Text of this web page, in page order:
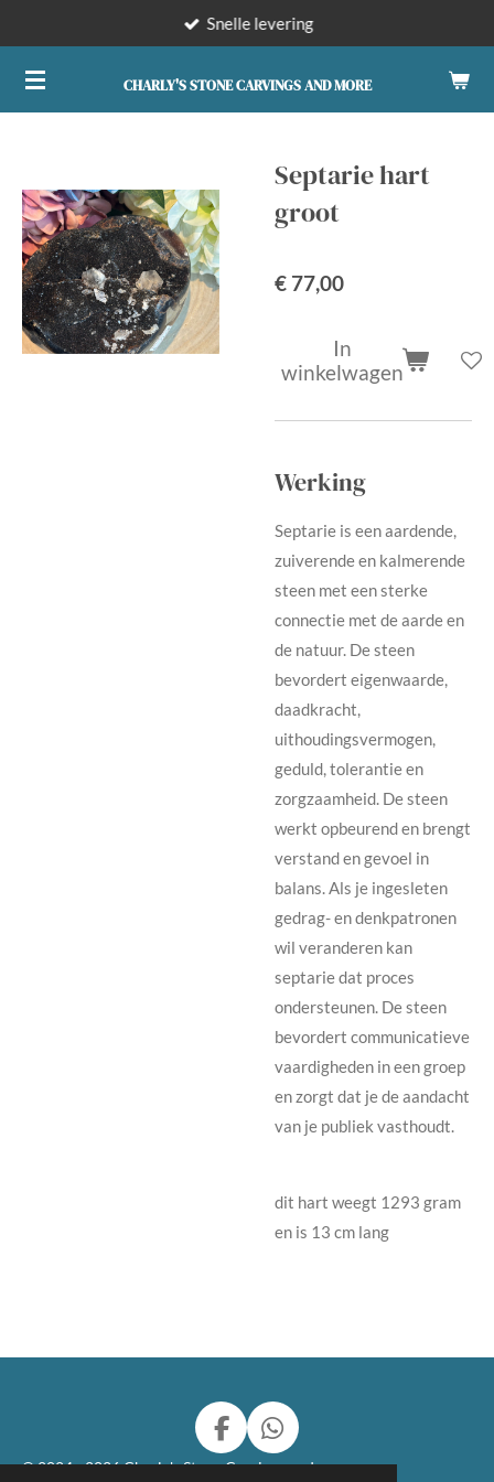
naar
de
CHARLY'S STONE CARVINGS AND MORE
Snelle levering
Septarie hart
groot
€ 77,00
In
winkelwagen
Werking
Septarie is een aardende,
zuiverende en kalmerende
steen met een sterke
connectie met de aarde en
de natuur. De steen
bevordert eigenwaarde,
daadkracht,
uithoudingsvermogen,
geduld, tolerantie en
zorgzaamheid. De steen
werkt opbeurend en brengt
verstand en gevoel in
balans. Als je ingesleten
gedrag- en denkpatronen
wil veranderen kan
septarie dat proces
ondersteunen. De steen
bevordert communicatieve
vaardigheden in een groep
en zorgt dat je de aandacht
van je publiek vasthoudt.
dit hart weegt 1293 gram
en is 13 cm lang
F
a
W
h
© 2024 - 2026 Charly's Stone Carvings and more